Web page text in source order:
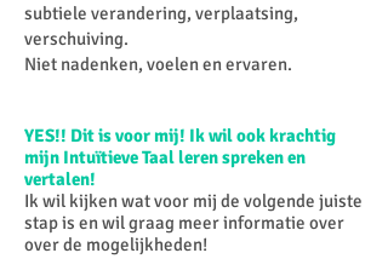
subtiele verandering, verplaatsing,
verschuiving.
Niet nadenken, voelen en ervaren.
YES!! Dit is voor mij! Ik wil ook krachtig
mijn IntuïtieveTaal leren spreken en
vertalen!
Ik wil kijken wat voor mij de volgende juiste
stap is en wil graag meer informatie over
over de mogelijkheden!